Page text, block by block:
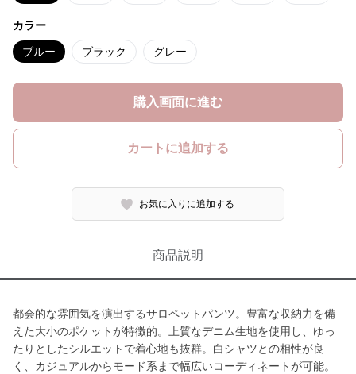
カラー
ブルー ブラック グレー
購入画面に進む
カートに追加する
お気に入りに追加する
商品説明
都会的な雰囲気を演出するサロペットパンツ。豊富な収納力を備
えた大小のポケットが特徴的。上質なデニム生地を使用し、ゆっ
たりとしたシルエットで着心地も抜群。白シャツとの相性が良
く、カジュアルからモード系まで幅広いコーディネートが可能。